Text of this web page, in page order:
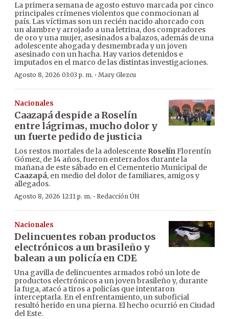
La primera semana de agosto estuvo marcada por cinco
principales crímenes violentos que conmocionan al
país. Las víctimas son un recién nacido ahorcado con
un alambre y arrojado a una letrina, dos compradores
de oro y una mujer, asesinados a balazos, además de una
adolescente ahogada y desmembrada y un joven
asesinado con un hacha. Hay varios detenidos e
imputados en el marco de las distintas investigaciones.
Agosto 8, 2026 03:03 p. m. · Mary Glezcu
Nacionales
Caazapá despide a Roselín
entre lágrimas, mucho dolor y
un fuerte pedido de justicia
Los restos mortales de la adolescente RoselínFlorentín
Gómez, de 14 años, fueron enterrados durante la
mañana de este sábado en el Cementerio Municipal de
Caazapá, en medio del dolor de familiares, amigos y
allegados.
Agosto 8, 2026 12:11 p. m. · Redacción ÚH
Nacionales
Delincuentes roban productos
electrónicos a un brasileño y
balean a un policía en CDE
Una gavilla de delincuentes armados robó un lote de
productos electrónicos a un joven brasileño y, durante
la fuga, atacó a tiros a policías que intentaron
interceptarla. En el enfrentamiento, un suboficial
resultó herido en una pierna. El hecho ocurrió en Ciudad
del Este.